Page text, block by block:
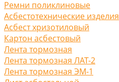
Ремни поликлиновые
Асбестотехнические изделия
Асбест хризотиловый
Картон асбестовый
Лента тормозная
Лента тормозная ЛАТ-2
Лента тормозная ЭМ-1